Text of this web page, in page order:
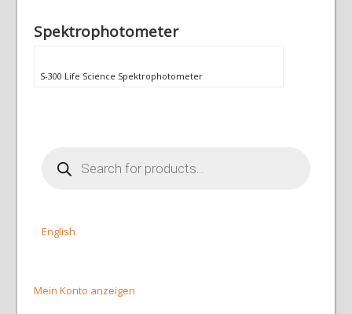
Spektrophotometer
S-300 Life Science Spektrophotometer
search
English
Mein Konto anzeigen